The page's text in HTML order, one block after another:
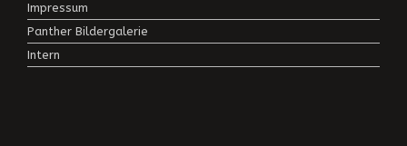
Impressum
Panther Bildergalerie
Intern